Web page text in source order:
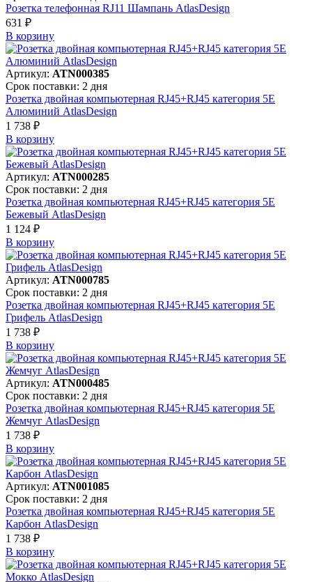
Розетка телефонная RJ11 Шампань AtlasDesign
631 ₽
В корзинy
Артикул: ATN000385
Срок поставки: 2 дня
Розетка двойная компьютерная RJ45+RJ45 категория 5E
Алюминий AtlasDesign
1 738 ₽
В корзинy
Артикул: ATN000285
Срок поставки: 2 дня
Розетка двойная компьютерная RJ45+RJ45 категория 5E
Бежевый AtlasDesign
1 124 ₽
В корзинy
Артикул: ATN000785
Срок поставки: 2 дня
Розетка двойная компьютерная RJ45+RJ45 категория 5E
Грифель AtlasDesign
1 738 ₽
В корзинy
Артикул: ATN000485
Срок поставки: 2 дня
Розетка двойная компьютерная RJ45+RJ45 категория 5E
Жемчуг AtlasDesign
1 738 ₽
В корзинy
Артикул: ATN001085
Срок поставки: 2 дня
Розетка двойная компьютерная RJ45+RJ45 категория 5E
Карбон AtlasDesign
1 738 ₽
В корзинy